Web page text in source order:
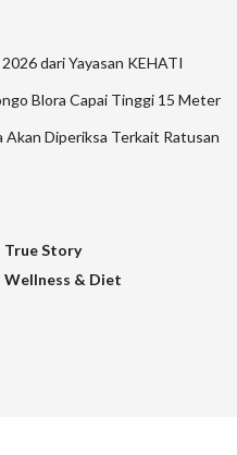
dari Yayasan KEHATI
Blora Capai Tinggi 15 Meter
Akan Diperiksa Terkait Ratusan
True Story
Wellness & Diet